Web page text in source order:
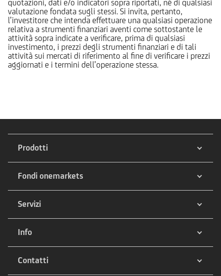
quotazioni, dati e/o indicatori sopra riportati, né di qualsiasi
valutazione fondata sugli stessi. Si invita, pertanto,
l’investitore che intenda effettuare una qualsiasi operazione
relativa a strumenti finanziari aventi come sottostante le
attività sopra indicate a verificare, prima di qualsiasi
investimento, i prezzi degli strumenti finanziari e di tali
attività sui mercati di riferimento al fine di verificare i prezzi
aggiornati e i termini dell’operazione stessa.
Prodotti
Fondi onemarkets
Servizi
Info
Contatti